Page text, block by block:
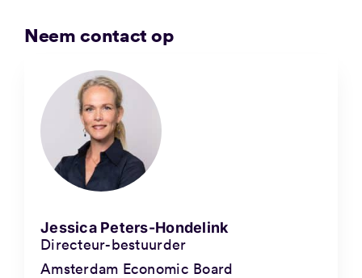
Neem contact op
Jessica Peters-Hondelink
Directeur-bestuurder
Amsterdam Economic Board